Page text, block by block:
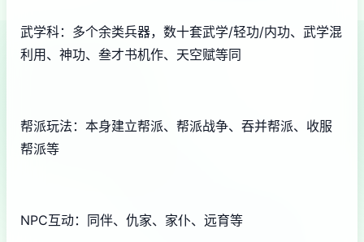
武学科：多个余类兵器，数十套武学/轻功/内功、武学混
利用、神功、叁才书机作、天空赋等同
帮派玩法：本身建立帮派、帮派战争、吞并帮派、收服
帮派等
NPC互动：同伴、仇家、家仆、远育等